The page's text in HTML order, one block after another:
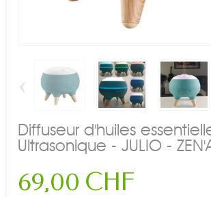
‹
Diffuseur d'huiles
Ultrasonique - JULIO -
69,00 CHF